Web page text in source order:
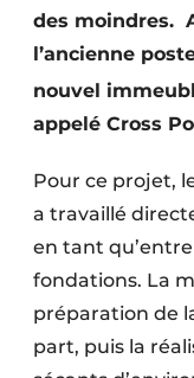
Contrôle d’accès
Éclairage
Fondations
Façades
Géotextiles
Protection
des moindres.
l’ancienne
nouvel
appelé Cross
Pour ce projet,
a travaillé
en tant
fondations. La
préparation de
part, puis la